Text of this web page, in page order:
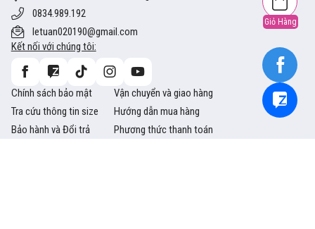
Giỏ Hàng
0834.989.192
letuan020190@gmail.com
Kết nối với chúng tôi:
Chính sách bảo mật
Vận chuyển và giao hàng
Tra cứu thông tin size
Hướng dẫn mua hàng
Bảo hành và Đổi trả
Phương thức thanh toán